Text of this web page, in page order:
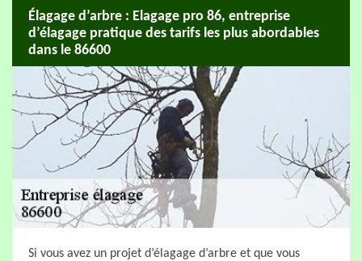
Élagage d’arbre : Elagage pro 86, entreprise
d’élagage pratique des tarifs les plus abordables
dans le 86600
Si vous avez un projet d’élagage d’arbre et que vous